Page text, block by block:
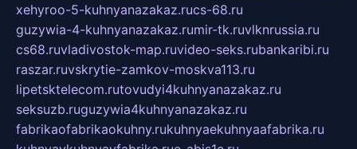
xehyroo-5-kuhnyanazakaz.rucs-68.ru
guzywia-4-kuhnyanazakaz.rumir-tk.ruvlknrussia.ru
cs68.ruvladivostok-map.ruvideo-seks.rubankaribi.ru
raszar.ruvskrytie-zamkov-moskva113.ru
lipetsktelecom.rutovudyi4kuhnyanazakaz.ru
seksuzb.ruguzywia4kuhnyanazakaz.ru
fabrikaofabrikaokuhny.rukuhnyaekuhnyaafabrika.ru